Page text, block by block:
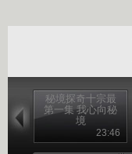
秘境探奇十宗最
第一集 我心向秘
境
23:46